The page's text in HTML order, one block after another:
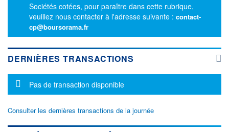
Sociétés cotées, pour paraître dans cette rubrique,
veuillez nous contacter à l'adresse suivante : contact-
cp@boursorama.fr
DERNIÈRES TRANSACTIONS
Message d'information
Pas de transaction disponible
Consulter les dernières transactions de la journée